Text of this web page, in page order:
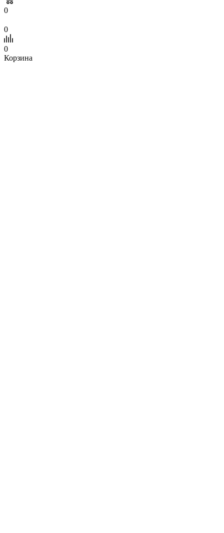
0
0
0
Корзина